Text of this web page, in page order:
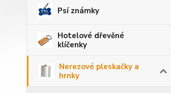
Psí známky
Hotelové dřevěné
klíčenky
Nerezové pleskačky a
hrnky